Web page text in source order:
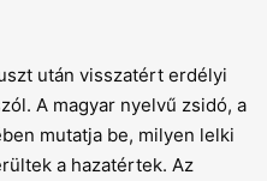
után visszatért erdélyi
A magyar nyelvű zsidó, a
mutatja be, milyen lelki
a hazatértek. Az